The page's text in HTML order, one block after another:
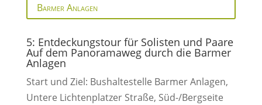
Barmer Anlagen
5: Entdeckungstour für Solisten und Paare
Auf dem Panoramaweg durch die Barmer
Anlagen
Start und Ziel: Bushaltestelle Barmer Anlagen,
Untere Lichtenplatzer Straße, Süd-/Bergseite